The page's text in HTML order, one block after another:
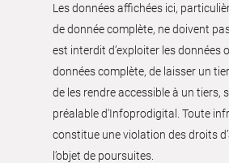
Les données affichées ici,
de donnée complète, ne doivent
est interdit d’exploiter les données
données complète, de laisser un
de les rendre accessible à un tiers,
préalable d'Infoprodigital. Toute
constitue une violation des droits
l’objet de poursuites.